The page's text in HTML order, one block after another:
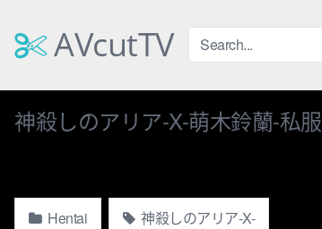
contentAVcutTV
神殺しのアリア-X-萌木鈴蘭-私服
Hentai 神殺しのアリア-X-